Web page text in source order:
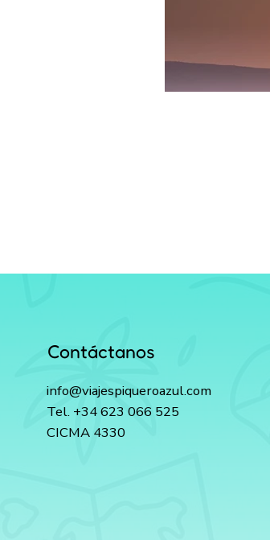
Contáctanos
info@viajespiqueroazul.com
Tel. +34 623 066 525
CICMA 4330